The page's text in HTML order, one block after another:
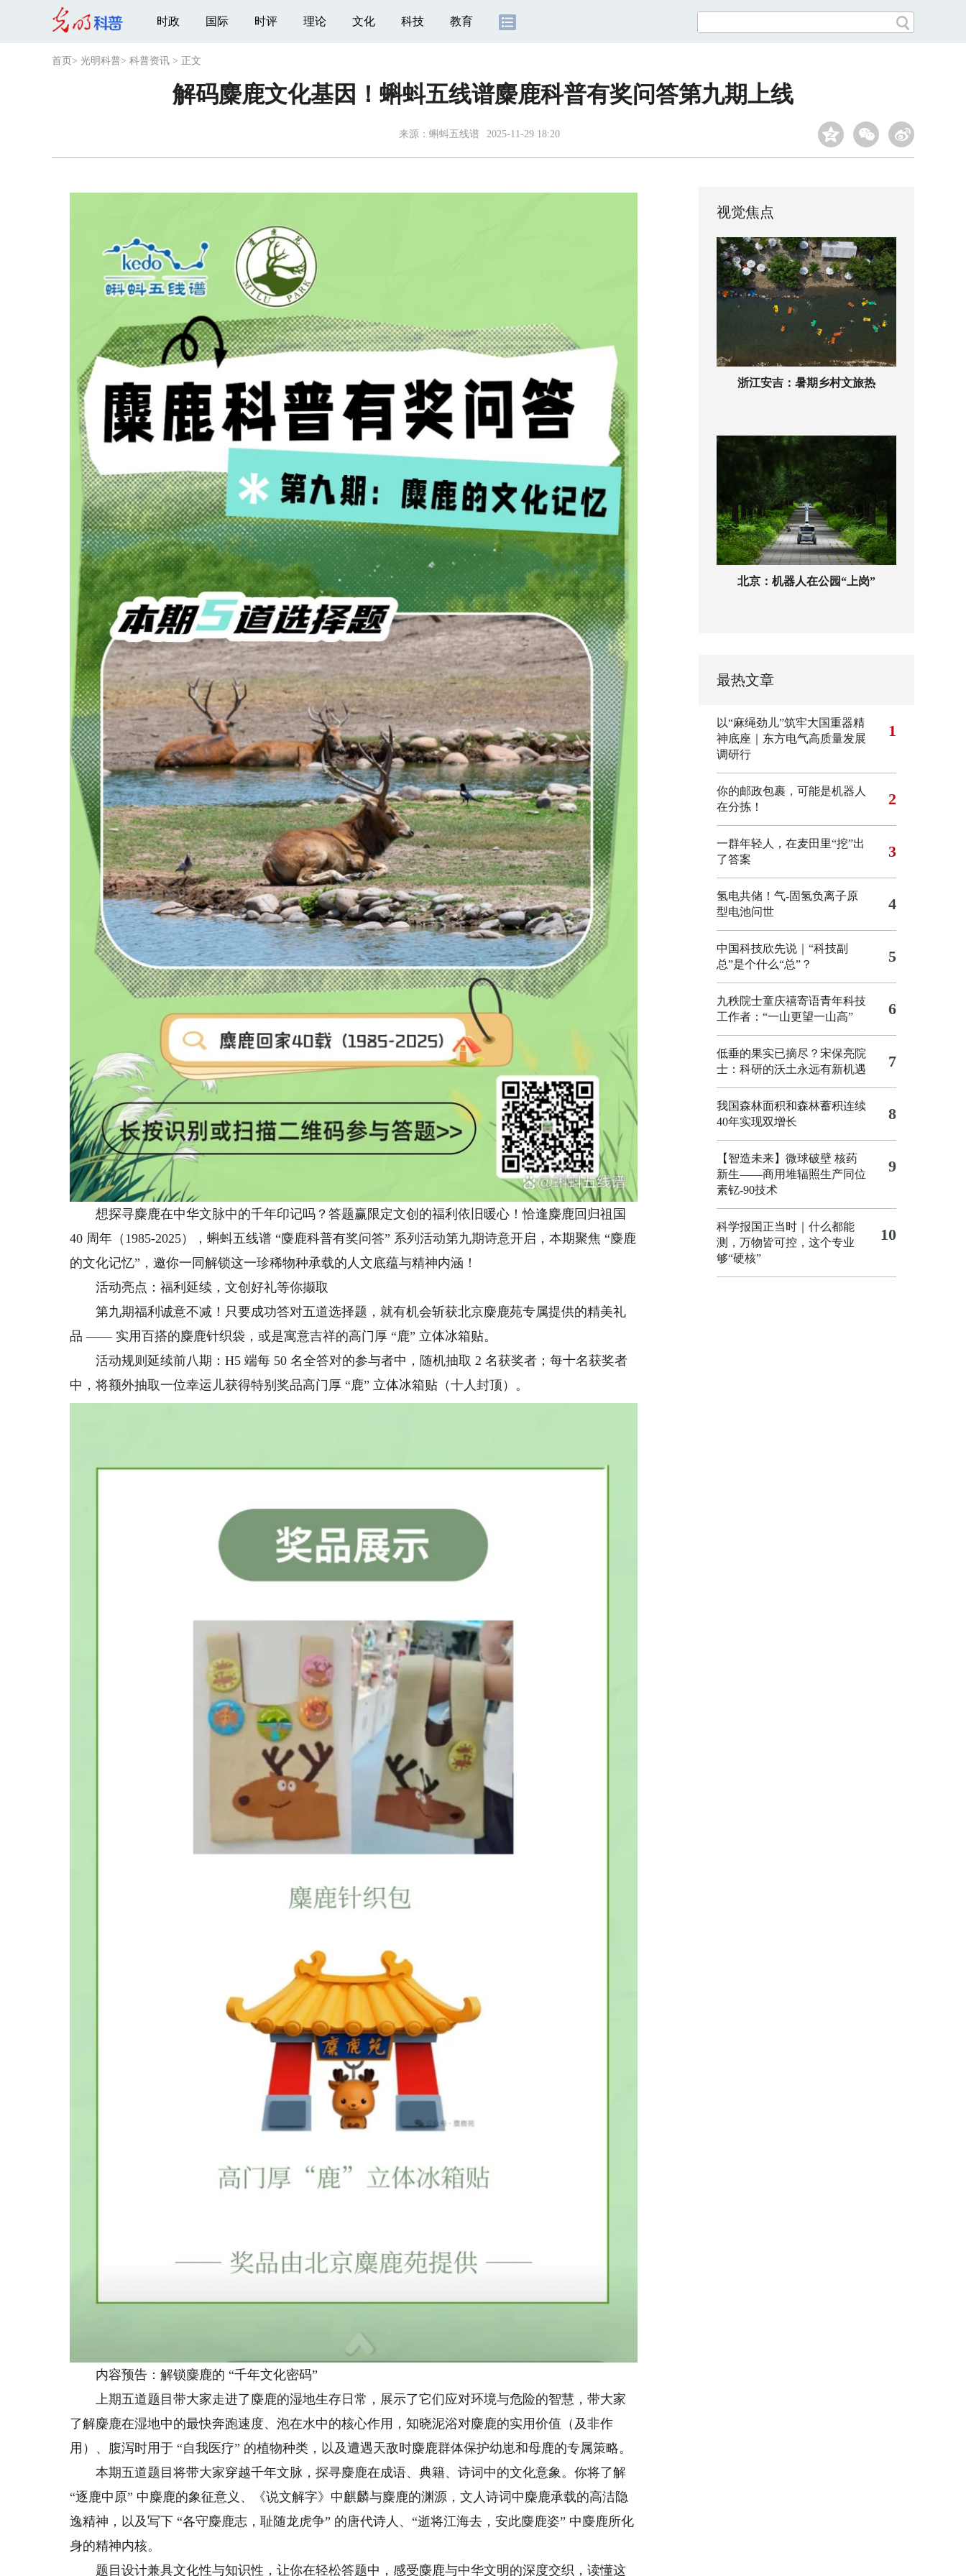
时政 国际 时评 理论 文化 科技 教育
首页 > 光明科普> 科普资讯 > 正文
解码麋鹿文化基因！蝌蚪五线谱麋鹿科普有奖问答第九期上线
来源： 蝌蚪五线谱 2025-11-29 18:20
想探寻麋鹿在中华文脉中的千年印记吗？答题赢限定文创的福利依旧暖心！恰逢麋鹿回归祖国
40 周年（1985-2025），蝌蚪五线谱 “麋鹿科普有奖问答” 系列活动第九期诗意开启，本期聚焦 “麋鹿
的文化记忆”，邀你一同解锁这一珍稀物种承载的人文底蕴与精神内涵！
活动亮点：福利延续，文创好礼等你撷取
第九期福利诚意不减！只要成功答对五道选择题，就有机会斩获北京麋鹿苑专属提供的精美礼
品 —— 实用百搭的麋鹿针织袋，或是寓意吉祥的高门厚 “鹿” 立体冰箱贴。
活动规则延续前八期：H5 端每 50 名全答对的参与者中，随机抽取 2 名获奖者；每十名获奖者
中，将额外抽取一位幸运儿获得特别奖品高门厚 “鹿” 立体冰箱贴（十人封顶）。
内容预告：解锁麋鹿的 “千年文化密码”
上期五道题目带大家走进了麋鹿的湿地生存日常，展示了它们应对环境与危险的智慧，带大家
了解麋鹿在湿地中的最快奔跑速度、泡在水中的核心作用，知晓泥浴对麋鹿的实用价值（及非作
用）、腹泻时用于 “自我医疗” 的植物种类，以及遭遇天敌时麋鹿群体保护幼崽和母鹿的专属策略。
本期五道题目将带大家穿越千年文脉，探寻麋鹿在成语、典籍、诗词中的文化意象。你将了解
“逐鹿中原” 中麋鹿的象征意义、《说文解字》中麒麟与麋鹿的渊源，文人诗词中麋鹿承载的高洁隐
逸精神，以及写下 “各守麋鹿志，耻随龙虎争” 的唐代诗人、“逝将江海去，安此麋鹿姿” 中麋鹿所化
身的精神内核。
题目设计兼具文化性与知识性，让你在轻松答题中，感受麋鹿与中华文明的深度交织，读懂这
视觉焦点
浙江安吉：暑期乡村文旅热
北京：机器人在公园“上岗”
最热文章
以“麻绳劲儿”筑牢大国重器精
神底座｜东方电气高质量发展
调研行
1
你的邮政包裹，可能是机器人
在分拣！
2
一群年轻人，在麦田里“挖”出
了答案
3
氢电共储！气-固氢负离子原
型电池问世
4
中国科技欣先说｜“科技副
总”是个什么“总”？
5
九秩院士童庆禧寄语青年科技
工作者：“一山更望一山高”
6
低垂的果实已摘尽？宋保亮院
士：科研的沃土永远有新机遇
7
我国森林面积和森林蓄积连续
40年实现双增长
8
【智造未来】微球破壁 核药
新生——商用堆辐照生产同位
素钇-90技术
9
科学报国正当时｜什么都能
测，万物皆可控，这个专业
够“硬核”
10